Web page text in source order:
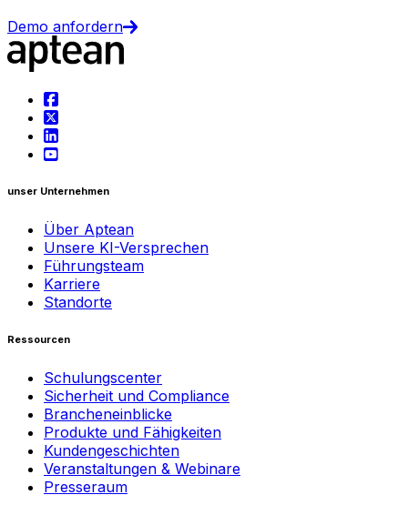
Demo anfordern
unser Unternehmen
Über Aptean
Unsere KI-Versprechen
Führungsteam
Karriere
Standorte
Ressourcen
Schulungscenter
Sicherheit und Compliance
Brancheneinblicke
Produkte und Fähigkeiten
Kundengeschichten
Veranstaltungen & Webinare
Presseraum